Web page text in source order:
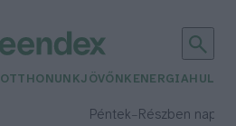
OTTHONUNKJÖVŐNK ENERGIA
Péntek– Részben